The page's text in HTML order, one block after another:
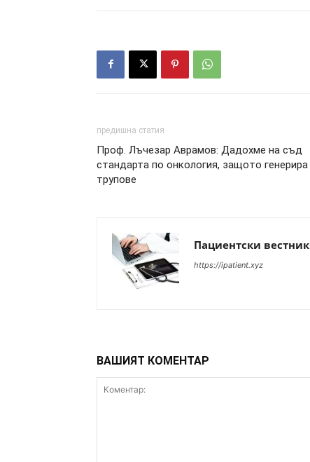
предишна статия
Проф. Лъчезар Аврамов: Дадохме на съд
стандарта по онкология, защото генерира
трупове
Пациентски вестник
https://ipatient.xyz
ВАШИЯТ КОМЕНТАР